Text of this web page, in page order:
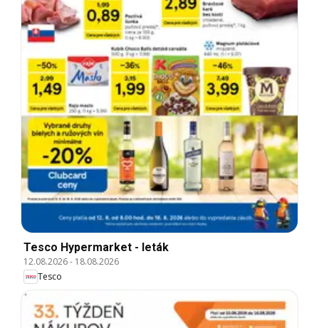
Tesco Hypermarket - leták
12.08.2026- 18.08.2026
Tesco